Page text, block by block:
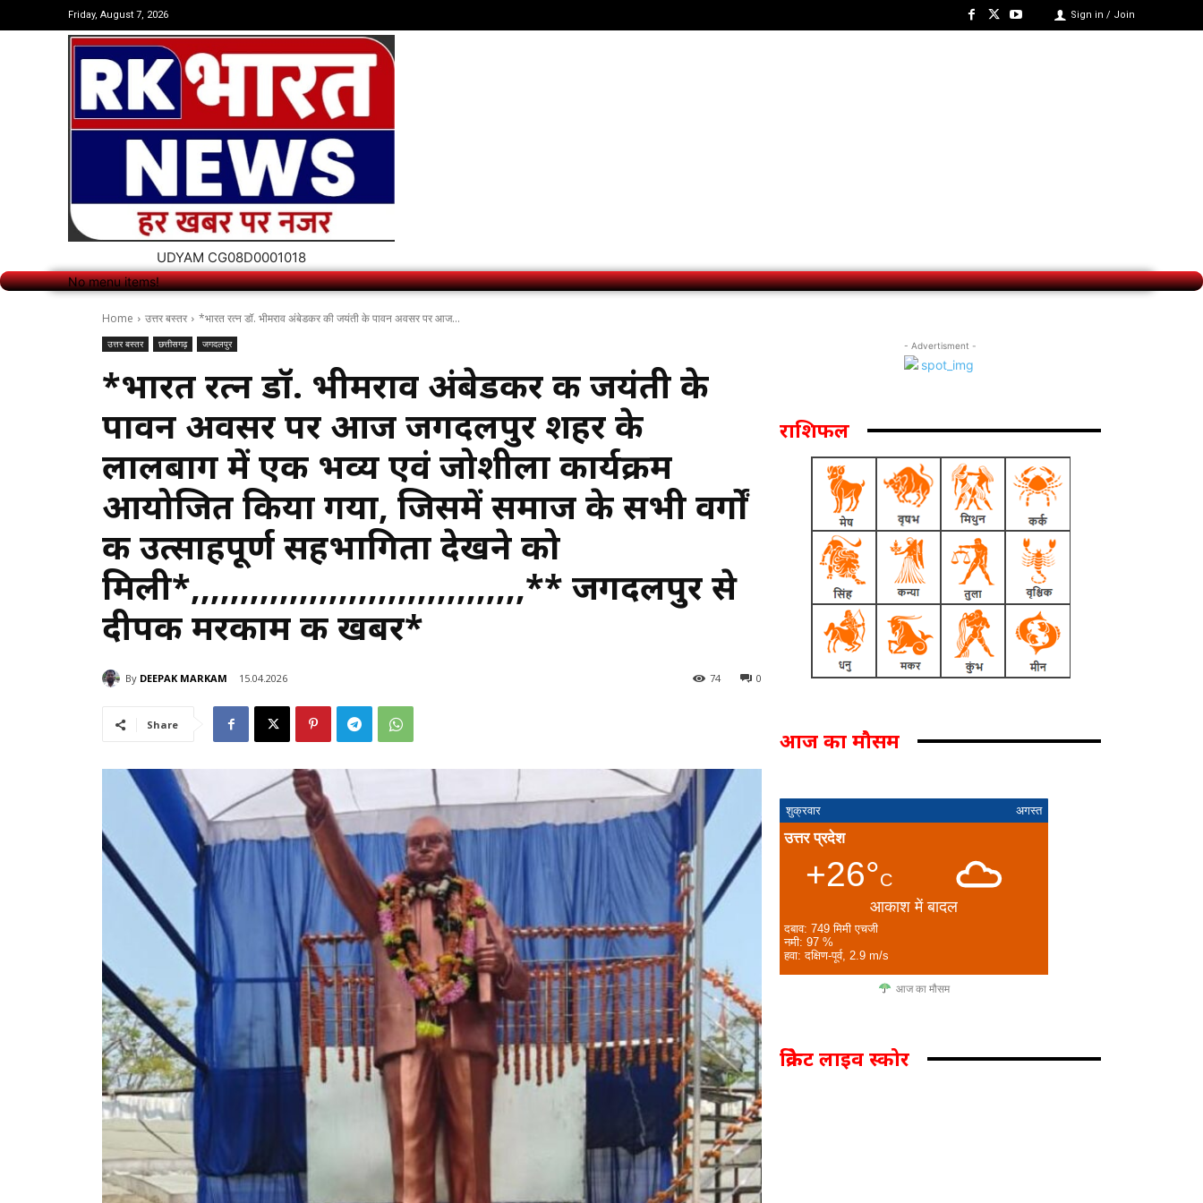
Friday, August 7, 2026 Sign in / Join
UDYAM CG08D0001018
No menu items!
Home उत्तर बस्तर *भारत रत्न डॉ. भीमराव अंबेडकर की जयंती के पावन अवसर पर आज...
उत्तर बस्तर छत्तीसगढ़ जगदलपुर
*भारत रत्न डॉ. भीमराव अंबेडकर की जयंती के
पावन अवसर पर आज जगदलपुर शहर के
लालबाग में एक भव्य एवं जोशीला कार्यक्रम
आयोजित किया गया, जिसमें समाज के सभी वर्गों
की उत्साहपूर्ण सहभागिता देखने को
मिली*,,,,,,,,,,,,,,,,,,,,,,,,,,,,,,,,,,** जगदलपुर से
दीपक मरकाम की खबर*
By DEEPAK MARKAM 15.04.2026 0
74
Share
- Advertisment -
राशिफल
आज का मौसम
शुक्रवार अगस्त
उत्तर प्रदेश
+26°C
आकाश में बादल
दबाव: 749 मिमी एचजी
नमी: 97 %
हवा: दक्षिण-पूर्व, 2.9 m/s
आज का मौसम
क्रिकेट लाइव स्कोर